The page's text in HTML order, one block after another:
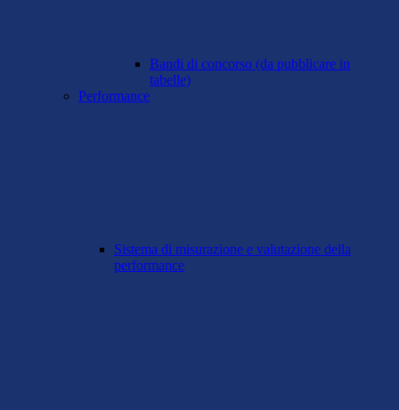
Bandi di concorso (da pubblicare in
tabelle)
Performance
Sistema di misurazione e valutazione della
performance